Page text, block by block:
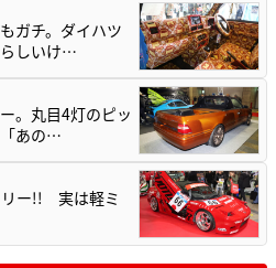
ガチ。ダイハツ
しいけ…
。丸目4灯のピッ
「あの…
リー!! 実は軽ミ